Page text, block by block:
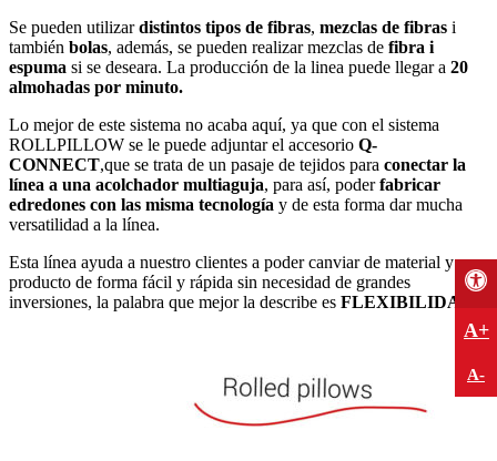
A+
A-
Se pueden utilizardistintos tipos de fibras, mezclas de fibras i
también bolas, además, se pueden realizar mezclas de fibra i
espuma si se deseara. La producción de la linea puede llegar a 20
almohadas por minuto.
Lo mejor de este sistema no acaba aquí, ya que con el sistema
ROLLPILLOW se le puede adjuntar el accesorio Q-
CONNECT,que se trata de un pasaje de tejidos para conectar la
línea a una acolchador multiaguja, para así, poderfabricar
edredones con las misma tecnología y de esta forma dar mucha
versatilidad a la línea.
Esta línea ayuda a nuestro clientes a poder canviar de material y
producto de forma fácil y rápida sin necesidad de grandes
inversiones, la palabra que mejor la describe es FLEXIBILIDAD.